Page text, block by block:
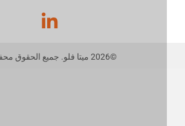
2026ميتا فلو. جميع الحقوق محفوظة